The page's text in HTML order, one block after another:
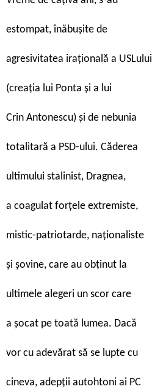
estompat, înăbușite de
agresivitatea irațională a USLului
(creația lui Ponta și a lui
Crin Antonescu) și de nebunia
totalitară a PSD-ului. Căderea
ultimului stalinist, Dragnea,
a coagulat forțele extremiste,
mistic-patriotarde, naționaliste
și șovine, care au obținut la
ultimele alegeri un scor care
a șocat pe toată lumea. Dacă
vor cu adevărat să se lupte cu
cineva, adepții autohtoni ai PC